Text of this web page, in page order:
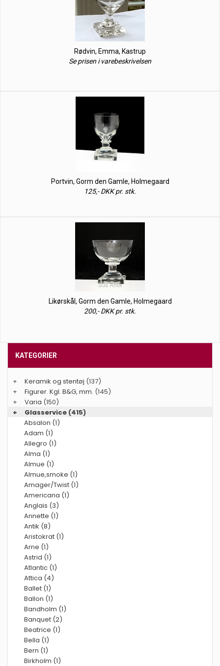
Rødvin, Emma, Kastrup
Se prisen i varebeskrivelsen
Portvin, Gorm den Gamle, Holmegaard
125,- DKK pr. stk.
Likørskål, Gorm den Gamle, Holmegaard
200,- DKK pr. stk.
KATEGORIER
+ Keramik og stentøj (137)
+
Figurer. Kgl. B&G, mm. (145)
+
Varia (150)
+
Glasservice (415)
Absalon (1)
Adam (1)
Allegro (1)
Alma (1)
Almue (1)
Almue,smoke (1)
Amager/Twist (1)
Americana (1)
Anglais (3)
Annette (1)
Antik (8)
Aristokrat (1)
Arne (1)
Astrid (1)
Atlantic (1)
Attica (4)
Ballet (1)
Ballon (1)
Bandholm (1)
Banquet (2)
Beatrice (1)
Bella (1)
Bern (1)
Birkholm (1)